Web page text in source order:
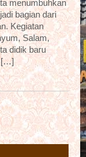
menumbuhkan
bagian dari
Kegiatan
Salam,
didik baru
[…]